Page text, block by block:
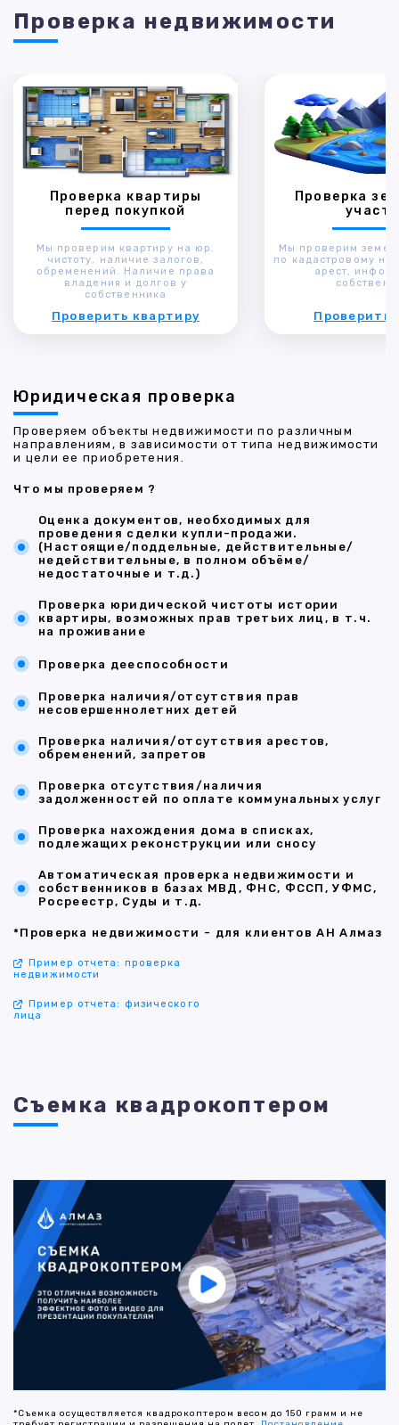
Проверка недвижимости
Проверка квартиры
перед покупкой
Мы проверим квартиру на юр.
чистоту, наличие залогов,
обременений. Наличие права
владения и долгов у
собственника
Проверить квартиру
Проверка
Мы проверим
по кадастровому
арест,
Проверить
Юридическая проверка
Проверяем объекты недвижимости по различным
направлениям, в зависимости от типа недвижимости
и цели ее приобретения.
Что мы проверяем ?
Оценка документов, необходимых для
проведения сделки купли-продажи.
(Настоящие/поддельные, действительные/
недействительные, в полном объёме/
недостаточные и т.д.)
Проверка юридической чистоты истории
квартиры, возможных прав третьих лиц, в т.ч.
на проживание
Проверка дееспособности
Проверка наличия/отсутствия прав
несовершеннолетних детей
Проверка наличия/отсутствия арестов,
обременений, запретов
Проверка отсутствия/наличия
задолженностей по оплате коммунальных услуг
Проверка нахождения дома в списках,
подлежащих реконструкции или сносу
Автоматическая проверка недвижимости и
собственников в базах МВД, ФНС, ФССП, УФМС,
Росреестр, Суды и т.д.
*Проверка недвижимости - для клиентов АН Алмаз
Пример отчета: проверка
недвижимости
Пример отчета: физического
лица
Съемка квадрокоптером
*Съемка осуществляется квадрокоптером весом до 150 грамм и не